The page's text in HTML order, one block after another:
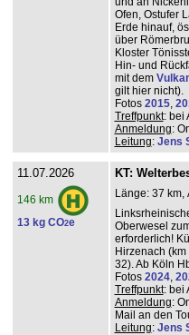
Ofen, Ostufer
Erde hinauf,
über
Kloster
Hin- und
mit dem
gilt hier nicht).
Fotos 2015,
Treffpunkt: bei
Anmeldung:
Leitung: Jens
11.07.2026
146 km
13 kg CO2e
KT:
Länge: 37 km,
Oberwesel
erforderlich!
Hirzenach
32). Ab Köln
Fotos 2024,
Treffpunkt: bei
Anmeldung:
Mail an den
Leitung: Jens